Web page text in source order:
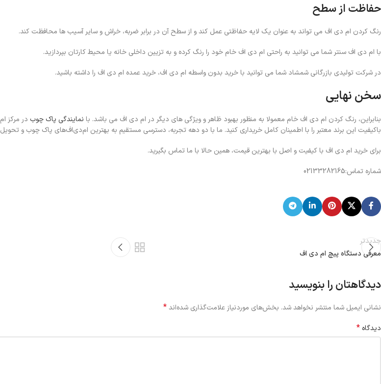
حفاظت از سطح
رنگ کردن ام دی اف می تواند به عنوان یک لایه حفاظتی عمل کند و از سطح آن در برابر ضربه، خراش و سایر آسیب ها محافظت کند.
با ام دی اف سنتر شما می ‌توانید به راحتی ام دی اف خام خود را رنگ کرده و به تزیین داخلی خانه یا محیط کارتان بپردازید.
در شرکت تولیدی بازرگانی شمشاد شما می توانید با خرید بدون واسطه ام دی اف، خرید عمده ام دی اف را داشته باشید.
سخن نهایی
بنابراین، رنگ کردن ام دی اف خام معمولا به منظور بهبود ظاهر و ویژگی ‌های دیگر در ام دی اف می باشد. با نمایندگی پاک چوب در مرکز
باکیفیت این برند معتبر را با اطمینان کامل خریداری کنید. ما با دو دهه تجربه، دسترسی مستقیم به بهترین ام‌دی‌اف‌های پاک چوب و تحویل
برای خرید ام دی اف با کیفیت و اصل با بهترین قیمت، همین حالا با ما تماس بگیرید.
شماره تماس:02133282165
جدیدتر
معرفی دستگاه پیچ ام دی اف
دیدگاهتان را بنویسید
نشانی ایمیل شما منتشر نخواهد شد. بخش‌های موردنیاز علامت‌گذاری شده‌اند*
دیدگاه *